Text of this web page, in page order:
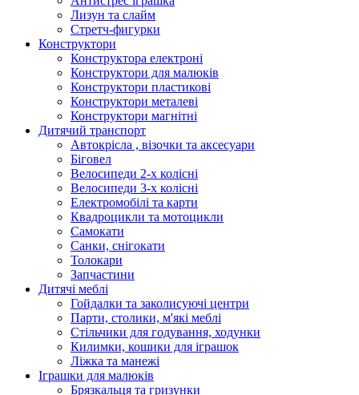
Лизун та слайм
Стретч-фигурки
Конструктори
Конструктора електроні
Конструктори для малюків
Конструктори пластикові
Конструктори металеві
Конструктори магнітні
Дитячий транспорт
Автокрісла , візочки та аксесуари
Біговел
Велосипеди 2-х колісні
Велосипеди 3-х колісні
Електромобілі та карти
Квадроцикли та мотоцикли
Самокати
Санки, снігокати
Толокари
Запчастини
Дитячі меблі
Гойдалки та заколисуючі центри
Парти, столики, м'які меблі
Стільчики для годування, ходунки
Килимки, кошики для іграшок
Ліжка та манежі
Іграшки для малюків
Брязкальця та гризунки